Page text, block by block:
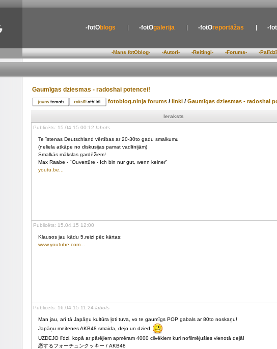
-fotOblogs -fotOgalerija -fotOreportāžas -
-Mans fotOblog- -Autori- -Reitingi- -Forums- -
Gaumīgas dziesmas - radoshai potencei!
fotoblog.ninja forums / linki / Gaumīgas dziesmas - radoshai
Ieraksts
Publicēts: 15.04.15 00:12 labots
Te īstenas Deutschland vērtības ar 20-30to gadu smalkumu
(neliela atkāpe no diskusijas pamat vadlīnijām)
Smalkās mākslas gardēžiem!
Max Raabe - "Ouvertüre - Ich bin nur gut, wenn keiner"
youtu.be...
Publicēts: 15.04.15 12:00
Klausos jau kādu 5.reizi pēc kārtas:
www.youtube.com...
Publicēts: 16.04.15 11:24 labots
Man jau, arī tā Japāņu kultūra ļoti tuva, vo te gaumīgs POP gabals ar 80to noskaņu!
Japāņu meitenes AKB48 smaida, dejo un dzied
UZDEJO līdzi, kopā ar pārējiem apmēram 4000 cilvēkiem kuri nofilmējušies vienotā dejā!
恋するフォーチュンクッキー / AKB48